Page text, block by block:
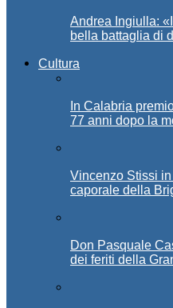
Andrea Ingiulla:
bella battaglia di
Cultura
In Calabria
77 anni dopo la
Vincenzo Stissi
caporale della
Don Pasquale
dei feriti della